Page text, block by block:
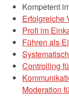
Kompetent
Erfolgreiche
Profi im
Führen als
Controlling
Moderation